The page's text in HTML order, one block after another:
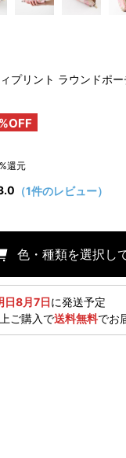
プリント ラウンドポ
%OFF
還元
（1件のレビュー）
色・種類を選択し
日8月7日に発送予定
ご購入で送料無料でお